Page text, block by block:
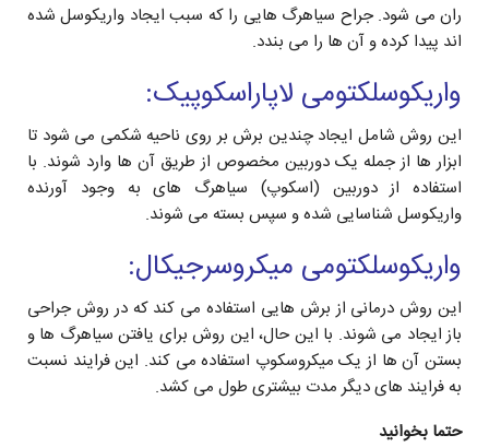
ران می شود. جراح سیاهرگ هایی را که سبب ایجاد واریکوسل شده
اند پیدا کرده و آن ها را می بندد.
واریکوسلکتومی لاپاراسکوپیک:
این روش شامل ایجاد چندین برش بر روی ناحیه شکمی می شود تا
ابزار ها از جمله یک دوربین مخصوص از طریق آن ها وارد شوند. با
استفاده از دوربین (اسکوپ) سیاهرگ های به وجود آورنده
واریکوسل شناسایی شده و سپس بسته می شوند.
واریکوسلکتومی میکروسرجیکال:
این روش درمانی از برش هایی استفاده می کند که در روش جراحی
باز ایجاد می شوند. با این حال، این روش برای یافتن سیاهرگ ها و
بستن آن ها از یک میکروسکوپ استفاده می کند. این فرایند نسبت
به فرایند های دیگر مدت بیشتری طول می کشد.
حتما بخوانید